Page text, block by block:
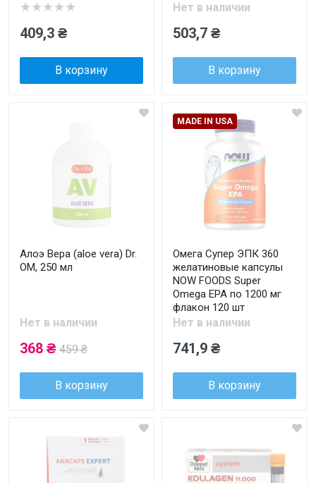
★★★★★
409,3 ₴
В корзину
Нет в наличии
503,7 ₴
В корзину
Алоэ Вера (aloe vera) Dr.
OM, 250 мл
Нет в наличии
368 ₴ 459 ₴
В корзину
MADE IN USA
Омега Супер ЭПК 360
желатиновые капсулы
NOW FOODS Super
Omega EPA по 1200 мг
флакон 120 шт
Нет в наличии
741,9 ₴
В корзину